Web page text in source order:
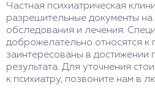
Частная психиатрическая
разрешительные документы
обследования и лечения.
доброжелательно относятся к
заинтересованы в достижении
результата. Для уточнения
к психиатру, позвоните нам в